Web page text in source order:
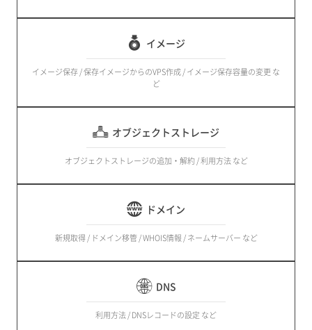
イメージ
イメージ保存 / 保存イメージからのVPS作成 / イメージ保存容量の変更 な
ど
オブジェクトストレージ
オブジェクトストレージの追加・解約 / 利用方法 など
ドメイン
新規取得 / ドメイン移管 / WHOIS情報 / ネームサーバー など
DNS
利用方法 / DNSレコードの設定 など